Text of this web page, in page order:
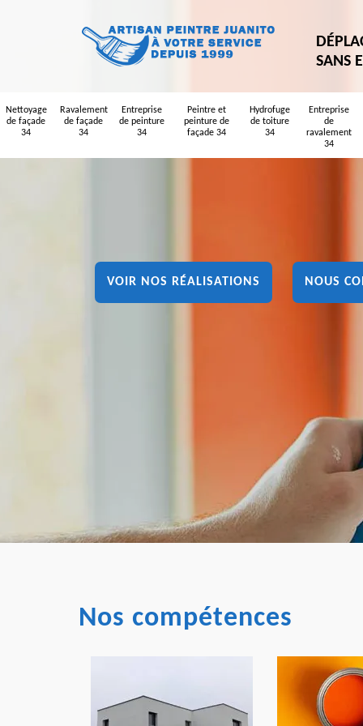
SANS
Nettoyage
de façade
34
Ravalement
de façade
34
Entreprise
de peinture
34
Peintre et
peinture de
façade 34
Hydrofuge
de toiture
34
Entreprise
de
ravalement
34
VOIR NOS RÉALISATIONS NOUS
Nos compétences